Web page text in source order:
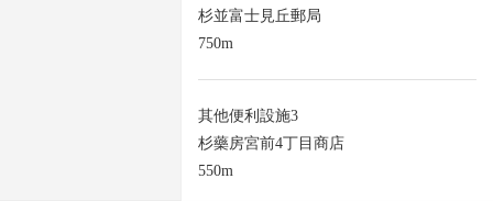
杉並富士見丘郵局
750m
其他便利設施3
杉藥房宮前4丁目商店
550m